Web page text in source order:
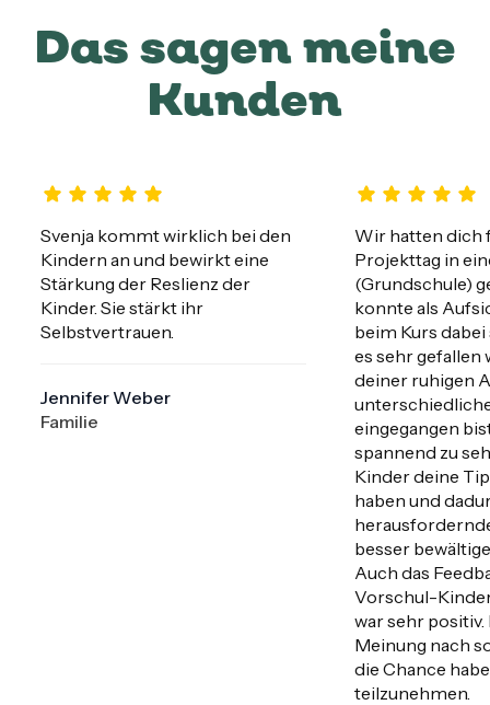
Das sagen meine
Kunden
Svenja kommt wirklich bei den
Kindern an und bewirkt eine
Stärkung der Reslienz der
Kinder. Sie stärkt ihr
Selbstvertrauen.
Jennifer Weber
Familie
Wir hatten dich
Projekttag in
(Grundschule)
konnte als
beim Kurs
es sehr gefallen
deiner ruhigen
eingegangen
spannend zu
Kinder deine
haben und
besser
Auch das
Vorschul-
war sehr
Meinung nach
die Chance
teilzunehmen.